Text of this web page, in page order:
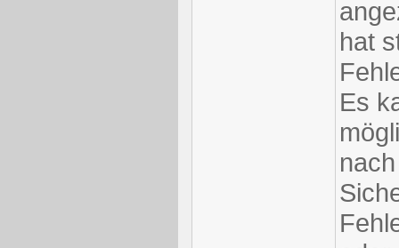
hat
Es